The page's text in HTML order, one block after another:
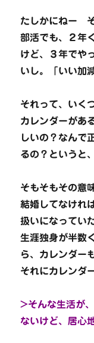
たしかにねー そ
部活でも、２年
けど、３年でや
いし。「いい加
それって、いく
カレンダーがあ
しいの？なんで
るの？というと
そもそもその意
結婚してなけれ
扱いになってい
生涯独身が半数
ら、カレンダー
それにカレンダ
>そんな生活が
ないけど、居心